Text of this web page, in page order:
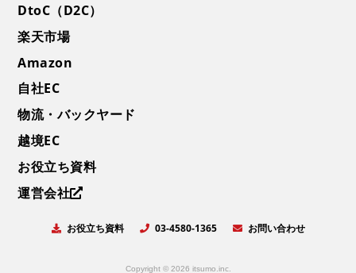
DtoC（D2C）
楽天市場
Amazon
自社EC
物流・バックヤード
越境EC
お役立ち資料
運営会社
お役立ち資料 03-4580-1365 お問い合わせ
Copyright © 2026 itsumo.inc.